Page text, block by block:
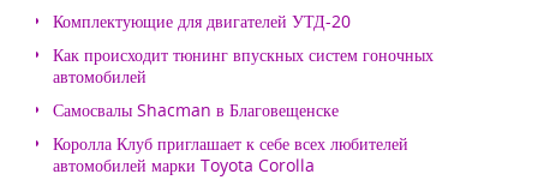
Комплектующие для двигателей УТД-20
Как происходит тюнинг впускных систем гоночных
автомобилей
Самосвалы Shacman в Благовещенске
Королла Клуб приглашает к себе всех любителей
автомобилей марки Toyota Corolla